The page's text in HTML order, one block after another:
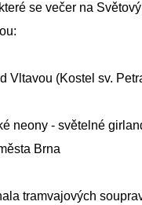
se večer na
Vltavou (Kostel sv.
neony - světelné
Brna
tramvajových